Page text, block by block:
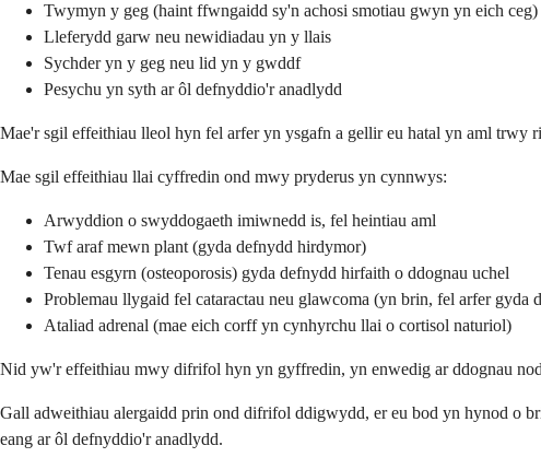
Twymyn y geg (haint ffwngaidd sy'n achosi smotiau gwyn yn eich ceg)
Lleferydd garw neu newidiadau yn y llais
Sychder yn y geg neu lid yn y gwddf
Pesychu yn syth ar ôl defnyddio'r anadlydd
Mae'r sgil effeithiau lleol hyn fel arfer yn ysgafn a gellir eu hatal yn aml trwy
Mae sgil effeithiau llai cyffredin ond mwy pryderus yn cynnwys:
Arwyddion o swyddogaeth imiwnedd is, fel heintiau aml
Twf araf mewn plant (gyda defnydd hirdymor)
Tenau esgyrn (osteoporosis) gyda defnydd hirfaith o ddognau uchel
Problemau llygaid fel cataractau neu glawcoma (yn brin, fel arfer gyda
Ataliad adrenal (mae eich corff yn cynhyrchu llai o cortisol naturiol)
Nid yw'r effeithiau mwy difrifol hyn yn gyffredin, yn enwedig ar ddognau
Gall adweithiau alergaidd prin ond difrifol ddigwydd, er eu bod yn hynod o
eang ar ôl defnyddio'r anadlydd.